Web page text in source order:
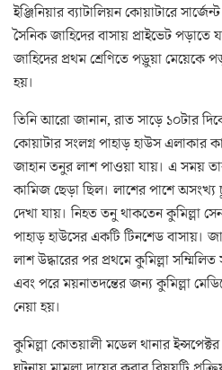
ইঞ্জিনিয়ার ব্যাটালিয়ন কোয়াটারে
সৈনিক জাহিদের বাসায় প্রাইভেট পড়াতে
জাহিদের প্রথম শ্রেণিতে পড়ুয়া মেয়েকে
হয়।
তিনি আরো জানান, রাত সাড়ে ১০টার
কোয়াটার সংলগ্ন পাহাড় হাউস এলাকার
জাহান তনুর লাশ পাওয়া যায়। এ সময়
কামিজ ছেড়া ছিল। লাশের পাশে
দেখা যায়। নিহত তনু থাকতেন কুমিল্লা
পাহাড় হাউসের একটি টিনশেড বাসায়।
লাশ উদ্ধারের পর প্রথমে কুমিল্লা
এবং পরে ময়নাতদন্তের জন্য কুমিল্লা
নেয়া হয়।
কুমিল্লা কোতয়ালী মডেল থানার